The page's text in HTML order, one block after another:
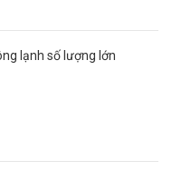
lạnh số lượng lớn